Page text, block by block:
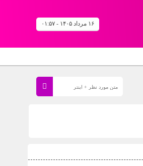
۱۶ مرداد ۱۴۰۵ - ۰۱:۵۷